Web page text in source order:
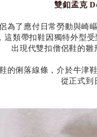
雙釦孟克
為了應付日常勞動與崎
類帶扣鞋因獨特外型
出現代雙扣僧侶鞋的雛
的俐落線條，介於牛津
從正式到